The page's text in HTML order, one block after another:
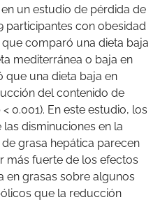
en un estudio de pérdida de
participantes con obesidad
comparó una dieta baja
mediterránea o baja en
que una dieta baja en
del contenido de
0.001). En este estudio, los
disminuciones en la
grasa hepática parecen
más fuerte de los efectos
en grasas sobre algunos
que la reducción